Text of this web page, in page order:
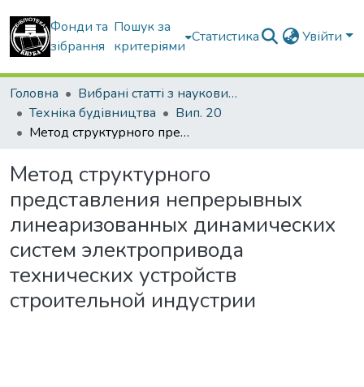
Фонди та
зібрання
Пошук за
критеріями
Статистика Увійти
Головна
Вибрані статті з наукових збірників КНУБА
Техніка будівництва
Вип. 20
Метод структурного представления непрерывных линеаризованных динамических систем электропривода технических устройств строительной индустрии
Метод структурного
представления непрерывных
линеаризованных динамических
систем электропривода
технических устройств
строительной индустрии